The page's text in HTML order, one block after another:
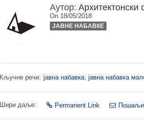
Аутор: Архитектонски
On 18/05/2018
ЈАВНЕ НАБАВКЕ
Кључне речи: јавна набавка, јавна набавка
Шири даље: Permanent Link